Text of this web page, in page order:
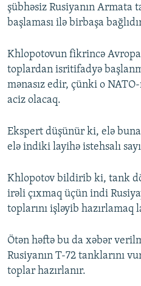
şübhəsiz Rusiyanın Armata
başlaması ilə birbaşa
Khlopotovun fikrincə
toplardan isritifadyə
mənasız edir, çünki o
aciz olacaq.
Ekspert düşünür ki, elə
elə indiki layihə istehsalı
Khlopotov bildirib ki, tank
irəli çıxmaq üçün indi
toplarını işləyib hazırlamaq
Ötən həftə bu da xəbər
Rusiyanın T-72 tanklarını
toplar hazırlanır.